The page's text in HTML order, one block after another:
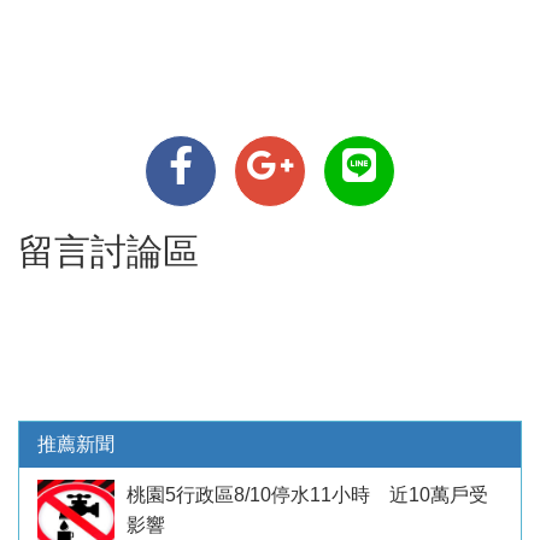
留言討論區
推薦新聞
桃園5行政區8/10停水11小時 近10萬戶受
影響